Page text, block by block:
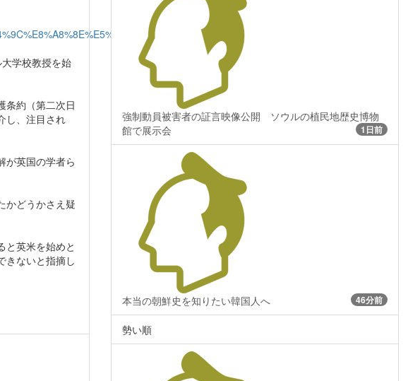
学校教授を始
条約（第二次日
し、注目され
が英国の学者ら
かどうかさえ疑
と英米を始めと
きないと指摘し
強制動員被害者の証言映像公開 ソウルの植民地歴史博物
館で展示会
1日前
本当の朝鮮史を知りたい韓国人へ 46分前
勢い順